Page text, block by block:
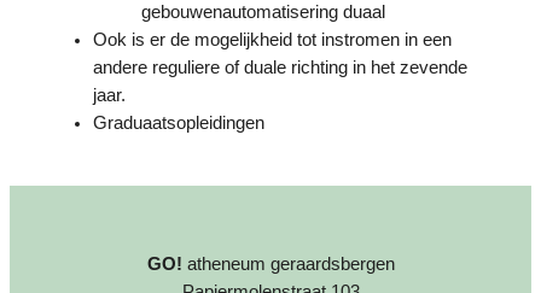
gebouwenautomatisering duaal
Ook is er de mogelijkheid tot instromen in een
andere reguliere of duale richting in het zevende
jaar.
Graduaatsopleidingen
GO! atheneum geraardsbergen